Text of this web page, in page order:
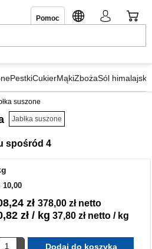
Pomoc
PestkiCukierMąkiZbożaSól himalajska
suszone
Jabłka suszone
spośród 4
10,00
zł 378,00 zł netto
zł / kg 37,80 zł netto / kg